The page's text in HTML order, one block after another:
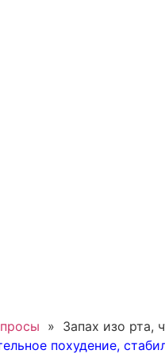
» Запах изо рта,
похудение,